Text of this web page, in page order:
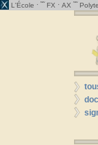
L'École · ˜˜ FX · AX ˜˜